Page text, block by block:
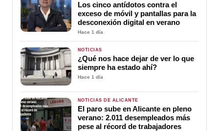
Los cinco antídotos contra el
exceso de móvil y pantallas para la
desconexión digital en verano
Hace 1 día
NOTICIAS
¿Qué nos hace dejar de ver lo que
siempre ha estado ahí?
Hace 1 día
NOTICIAS DE ALICANTE
El paro sube en Alicante en pleno
verano: 2.011 desempleados más
pese al récord de trabajadores